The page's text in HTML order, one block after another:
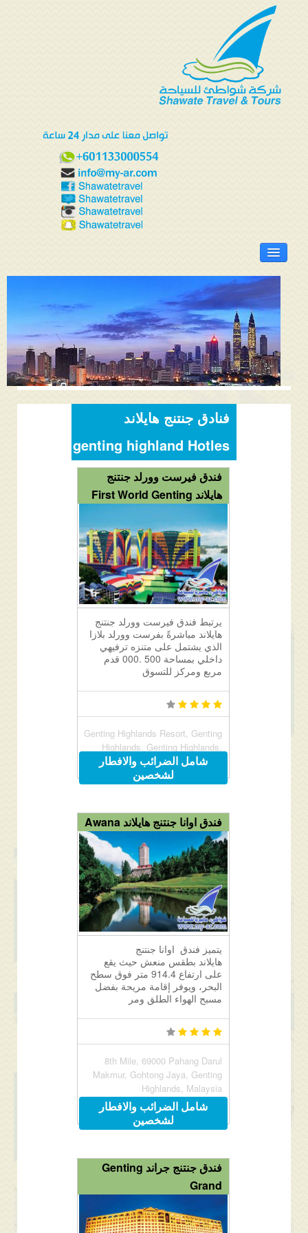
الرئيسية
المنتدى
دليل ماليزيا
فنادق ماليزيا
الاماكن السياحية ماليزيا
مواصلات ماليزيا
فنادق جنتنج هايلاند
genting highland Hotles
فندق فيرست وورلد جنتنج
هايلاند First World Genting
يرتبط فندق فيرست وورلد جنتنج
هايلاند مباشرةً بفرست وورلد بلازا
الذي يشتمل على متنزه ترفيهي
داخلي بمساحة 500 .000 قدم
مربع ومركز للتسوق
Genting Highlands Resort, Genting
Highlands, Genting Highlands,
Malaysia 69000
شامل الضرائب والافطار
لشخصين
فندق اوانا جنتنج هايلاند Awana
يتميز فندق اوانا جنتنج
هايلاند بطقس منعش حيث يقع
على ارتفاع 914.4 متر فوق سطح
البحر، ويوفر إقامة مريحة بفضل
مسبح الهواء الطلق ومر
8th Mile, 69000 Pahang Darul
Makmur, Gohtong Jaya, Genting
Highlands, Malaysia
شامل الضرائب والافطار
لشخصين
فندق جنتنج جراند Genting
Grand